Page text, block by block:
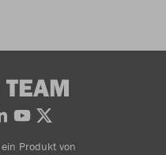
Produkt von